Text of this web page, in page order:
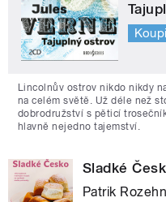
Lincolnův ostrov nikdo nikdy
na celém světě. Už déle než
dobrodružství s pěticí
hlavně nejedno tajemství.
Sladké
Patrik